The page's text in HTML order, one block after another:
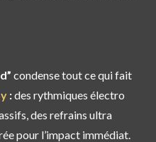
condense tout ce qui fait
:des rythmiques électro
des refrains ultra
pour l’impact immédiat.